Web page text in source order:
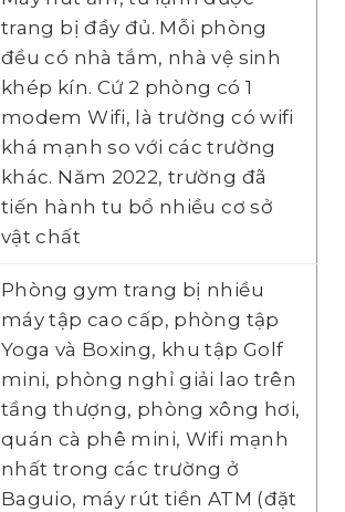
trang bị đầy đủ. Mỗi phòng
đều có nhà tắm, nhà vệ sinh
khép kín. Cứ 2 phòng có 1
modem Wifi, là trường có wifi
khá mạnh so với các trường
khác. Năm 2022, trường đã
tiến hành tu bổ nhiều cơ sở
vật chất
Phòng gym trang bị nhiều
máy tập cao cấp, phòng tập
Yoga và Boxing, khu tập Golf
mini, phòng nghỉ giải lao trên
tầng thượng, phòng xông hơi,
quán cà phê mini, Wifi mạnh
nhất trong các trường ở
Baguio, máy rút tiền ATM (đặt